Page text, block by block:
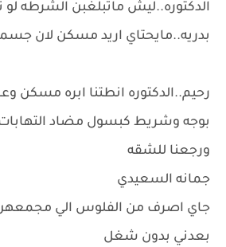
الدكتوره..ليش ماتبلغبن الشرطه لو
بدريه..مايحتاي اريد مسكن لان
رحيم..الدكتوره انطتنا ابره مسكن
بوجه وشريط كبسول مضاد
ورجعنا للشقه
جمانه السعيدي
جاي اصرف من الفلوس الي
بعدني بدون شغل